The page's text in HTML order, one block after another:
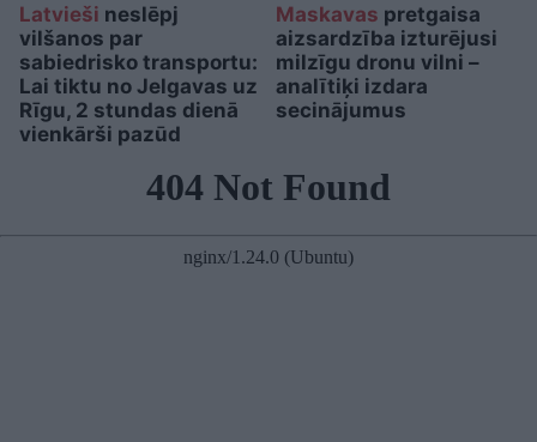
Latvieši neslēpj
vilšanos par
sabiedrisko transportu:
Lai tiktu no Jelgavas uz
Rīgu, 2 stundas dienā
vienkārši pazūd
Maskavas pretgaisa
aizsardzība izturējusi
milzīgu dronu vilni –
analītiķi izdara
secinājumus